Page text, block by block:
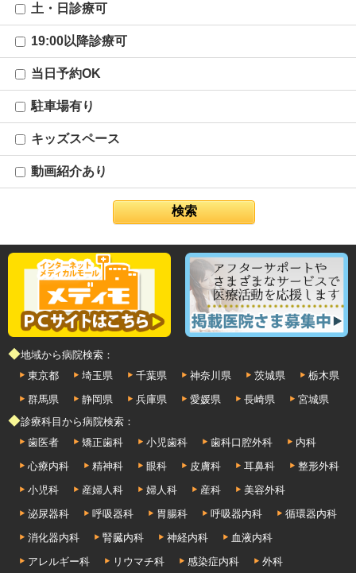
土・日診療可
19:00以降診療可
当日予約OK
駐車場有り
キッズスペース
動画紹介あり
◆地域から病院検索：
東京都
埼玉県 千葉県 神奈川県 茨城県
栃木県
群馬県
静岡県 兵庫県 愛媛県 長崎県
宮城県
◆診療科目から病院検索：
歯医者
矯正歯科 小児歯科 歯科口腔外科
内科
心療内科
精神科 眼科 皮膚科 耳鼻科
整形外科
小児科
産婦人科 婦人科 産科
美容外科
泌尿器科
呼吸器科 胃腸科 呼吸器内科
循環器内科
消化器内科
腎臓内科 神経内科
血液内科
アレルギー科
リウマチ科 感染症内科
外科